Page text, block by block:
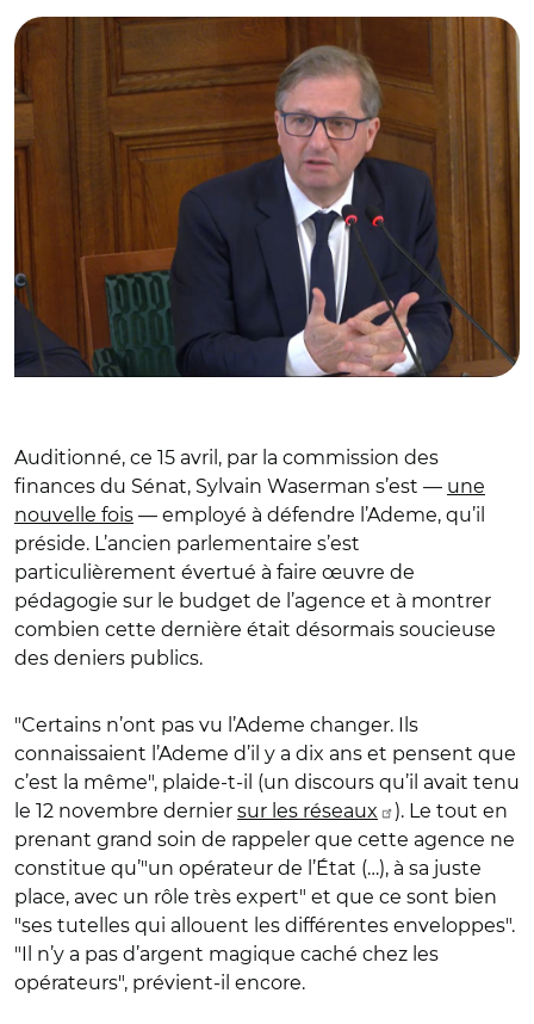
Auditionné, ce 15 avril, par la commission des
finances du Sénat, Sylvain Waserman s’est — une
nouvelle fois — employé à défendre l’Ademe, qu’il
préside. L’ancien parlementaire s’est
particulièrement évertué à faire œuvre de
pédagogie sur le budget de l’agence et à montrer
combien cette dernière était désormais soucieuse
des deniers publics.
"Certains n’ont pas vu l’Ademe changer. Ils
connaissaient l’Ademe d’il y a dix ans et pensent que
c’est la même", plaide-t-il (un discours qu’il avait tenu
le 12 novembre dernier sur les réseaux
). Le tout en
prenant grand soin de rappeler que cette agence ne
constitue qu’"un opérateur de l’État (…), à sa juste
place, avec un rôle très expert" et que ce sont bien
"ses tutelles qui allouent les différentes enveloppes".
"Il n’y a pas d’argent magique caché chez les
opérateurs", prévient-il encore.